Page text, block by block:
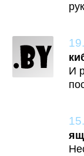
И